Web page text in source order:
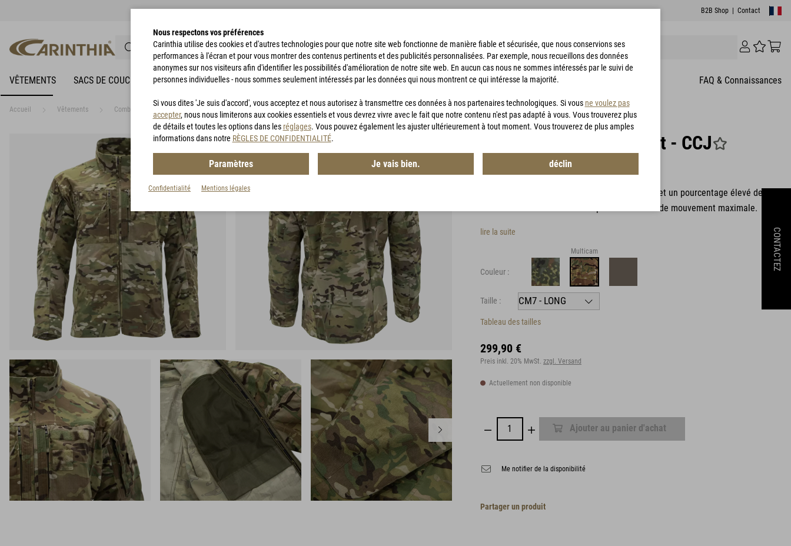
B2B Shop Contact
VÊTEMENTS SACS DE COUCHAGE VÊTEMENTS DE PLUIE SACS DE BIVOUAC ACCESSOIRES CHASSE BON D'ACHAT FAQ & Connaissances
Accueil Vêtements Combat Garments Carinthia Combat Jacket - CCJ
Carinthia Combat Jacket - CCJ
Veste de combat avec une coupe bien étudiée et un pourcentage élevé de
stretch dans le tissu extérieur pour une liberté de mouvement maximale.
lire la suite
Couleur :
Multicam
Taille :
Tableau des tailles
299,90 €
Preis inkl. 20% MwSt. zzgl. Versand
Actuellement non disponible
Ajouter au panier d'achat
Me notifier de la disponibilité
Partager un produit
CONTACTEZ
Nous respectons vos préférences
Carinthia utilise des cookies et d'autres technologies pour que notre site web fonctionne de manière fiable et sécurisée, que nous conservions ses
performances à l'écran et pour vous montrer des contenus pertinents et des publicités personnalisées. Par exemple, nous recueillons des données
anonymes sur nos visiteurs afin d'identifier les possibilités d'amélioration de notre site web. En aucun cas nous ne sommes intéressés par le suivi de
personnes individuelles - nous sommes seulement intéressés par les données qui nous montrent ce qui intéresse la majorité.
Si vous dites 'Je suis d'accord', vous acceptez et nous autorisez à transmettre ces données à nos partenaires technologiques. Si vous ne voulez pas
accepter, nous nous limiterons aux cookies essentiels et vous devrez vivre avec le fait que notre contenu n'est pas adapté à vous. Vous trouverez plus
de détails et toutes les options dans les réglages. Vous pouvez également les ajuster ultérieurement à tout moment. Vous trouverez de plus amples
informations dans notre RÈGLES DE CONFIDENTIALITÉ.
Paramètres Je vais bien. déclin
Confidentialité Mentions légales